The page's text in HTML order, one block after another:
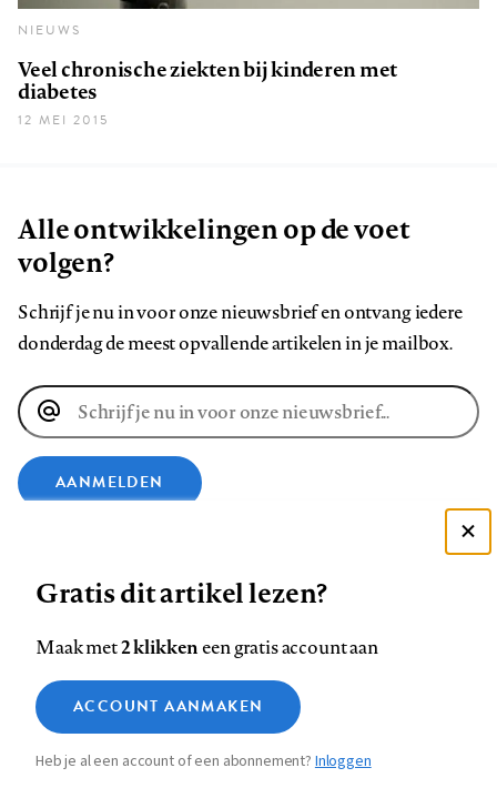
NIEUWS
Veel chronische ziekten bij kinderen met
diabetes
12 MEI 2015
Alle ontwikkelingen op de voet
volgen?
Schrijf je nu in voor onze nieuwsbrief en ontvang iedere
donderdag de meest opvallende artikelen in je mailbox.
E-
mailadres
AANMELDEN
ons
op
Facebook
ons
ons
ons
Instagram
ons
op
YouTube
ons
Footer
navigation
Contact Colofon Disclaimer Privacy
Medische vragen verdienen
betrouwbare antwoorden
Zie onze cookie policy
Analytische cookies
Marketing cookies
Gratis dit artikel lezen?
Maak met2 klikkeneen gratis account aan
ACCOUNT AANMAKEN
Heb je al een account of een abonnement?Inloggen